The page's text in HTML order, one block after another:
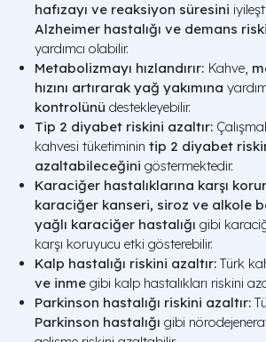
hafızayı ve reaksiyon süresini
Alzheimer hastalığı ve demans
yardımcı olabilir.
Metabolizmayı hızlandırır: Kahve,
hızını artırarak yağ yakımına
kontrolünü destekleyebilir.
Tip 2 diyabet riskini azaltır:
kahvesi tüketiminin tip 2 diyabet
azaltabileceğini göstermektedir.
Karaciğer hastalıklarına karşı
karaciğer kanseri, siroz ve alkole
yağlı karaciğer hastalığı gibi
karşı koruyucu etki gösterebilir.
Kalp hastalığı riskini azaltır: Türk
ve inme gibi kalp hastalıkları riskini
Parkinson hastalığı riskini azaltır:
Parkinson hastalığı gibi